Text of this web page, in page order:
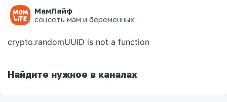
МамЛайф
соцсеть мам и беременных
Ошибка на странице
crypto.randomUUID is not a function
Найдите нужное в каналах